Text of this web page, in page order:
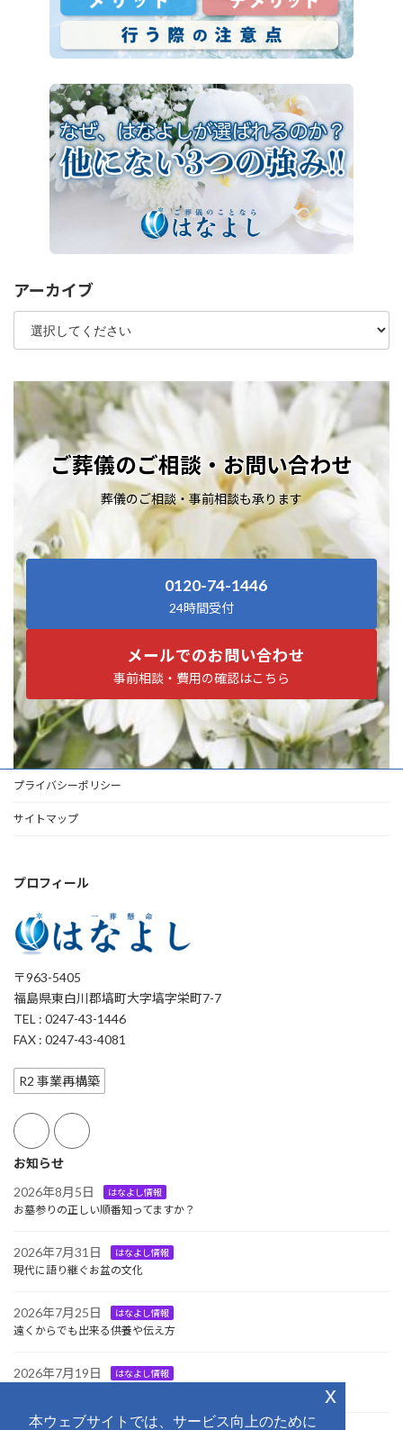
アーカイブ
ご葬儀のご相談・お問い合わせ
葬儀のご相談・事前相談も承ります
0120-74-1446
24時間受付
メールでのお問い合わせ
事前相談・費用の確認はこちら
プライバシーポリシー
サイトマップ
プロフィール
〒963-5405
福島県東白川郡塙町大字塙字栄町7-7
TEL : 0247-43-1446
FAX : 0247-43-4081
R2 事業再構築
お知らせ
2026年8月5日
はなよし情報
お墓参りの正しい順番知ってますか？
2026年7月31日 はなよし情報
現代に語り継ぐお盆の文化
2026年7月25日 はなよし情報
遠くからでも出来る供養や伝え方
2026年7月19日 はなよし情報
本ウェブサイトでは、サービス向上のために
x